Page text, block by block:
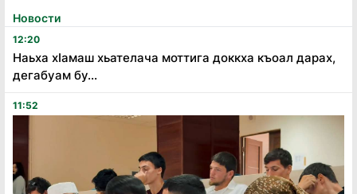
Новости
12:20
Наьха хӏамаш хьателача моттига доккха къоал дарах,
дегабуам бу...
11:52